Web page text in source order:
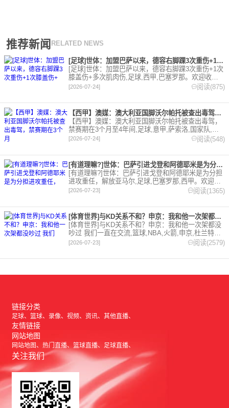
推荐新闻 RELATED NEWS
[足球]世体：加盟巴萨以来，德容右脚踝3次重伤+1次膝盖伤+
[足球]世体：加盟巴萨以来，德容右脚踝3次重伤+1次
膝盖伤+多次肌肉伤,足球,西甲,巴塞罗那。欢迎收藏
本站，24小时为你更新最新的足球，篮球体育资讯。
[2026-07-24] 阅读(875)
【西甲】澳媒：澳大利亚国脚沃尔帕托被查出毒驾，禁赛期在3个月
【西甲】澳媒：澳大利亚国脚沃尔帕托被查出毒驾，
禁赛期在3个月至4年间,足球,意甲,萨索洛,国家队,澳
大利亚,英超,西甲,德甲,法甲,五洲。欢迎收藏本站，
[2026-07-24] 阅读(548)
[有道理嘛?]世体：巴萨引进戈登和阿德耶米是为分担进攻重任，
[有道理嘛?]世体：巴萨引进戈登和阿德耶米是为分担
进攻重任，解放亚马尔,足球,巴塞罗那,西甲。欢迎收
藏本站，24小时为你更新最新的足球，篮球体育资
[2026-07-23] 阅读(1365)
[体育世界]与KD关系不和？申京：我和他一次架都没吵过 我们
[体育世界]与KD关系不和？申京：我和他一次架都没
吵过 我们一直在交流,篮球,NBA,火箭,申京,杜兰特。
欢迎收藏本站，24小时为你更新最新的足球，篮球体
[2026-07-23] 阅读(2579)
链接分类
足球 篮球 录像 视频 资讯 其他直播
友情链接
网站地图
网站地图 热门直播 篮球直播 足球直播
关注我们